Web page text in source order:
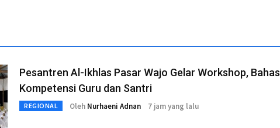
Pesantren Al-Ikhlas Pasar Wajo Gelar Workshop, Bahas
Kompetensi Guru dan Santri
REGIONAL Oleh Nurhaeni Adnan 7 jam yang lalu